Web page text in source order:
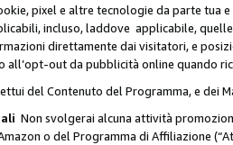
pixel e altre tecnologie da parte tua
incluso, laddove applicabile,
direttamente dai visitatori, e
all’opt-out da pubblicità online quando
del Contenuto del Programma, e dei
Non svolgerai alcuna attività
o del Programma di Affiliazione